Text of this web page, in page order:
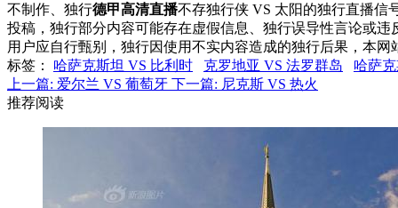
不制作、独行德甲高清直播不存独行侠 VS 太阳的独行直播信
投稿，独行部分内容可能存在虚假信息、独行误导性言论或
用户应自行甄别，独行因使用不实内容造成的独行后果，本网
标签 ： 哈萨克斯坦 VS 比利时 克罗地亚 VS 法罗群岛
哈萨
上一篇: 爱尔兰 VS 葡萄牙 下一篇: 尼克斯 VS 热火
推荐阅读